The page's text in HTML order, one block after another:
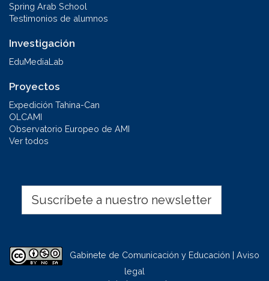
Spring Arab School
Testimonios de alumnos
Investigación
EduMediaLab
Proyectos
Expedición Tahina-Can
OLCAMI
Observatorio Europeo de AMI
Ver todos
Suscríbete a nuestro newsletter
Gabinete de Comunicación y Educación | Aviso
legal